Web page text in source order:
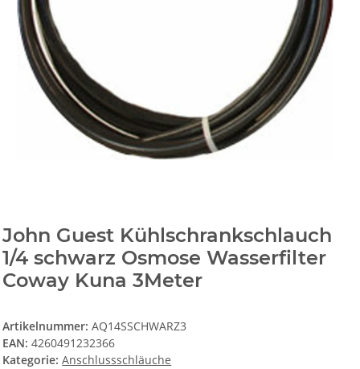
John Guest Kühlschrankschlauch
1/4 schwarz Osmose Wasserfilter
Coway Kuna 3Meter
Artikelnummer:AQ14SSCHWARZ3
EAN: 4260491232366
Kategorie:Anschlussschläuche